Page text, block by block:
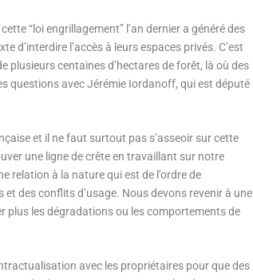
“loi engrillagement” l’an dernier a généré des
d’interdire l’accès à leurs espaces privés. C’est
plusieurs centaines d’hectares de forêt, là où des
questions avec Jérémie Iordanoff, qui est député
et il ne faut surtout pas s’asseoir sur cette
une ligne de crête en travaillant sur notre
relation à la nature qui est de l’ordre de
des conflits d’usage. Nous devons revenir à une
plus les dégradations ou les comportements de
avec les propriétaires pour que des